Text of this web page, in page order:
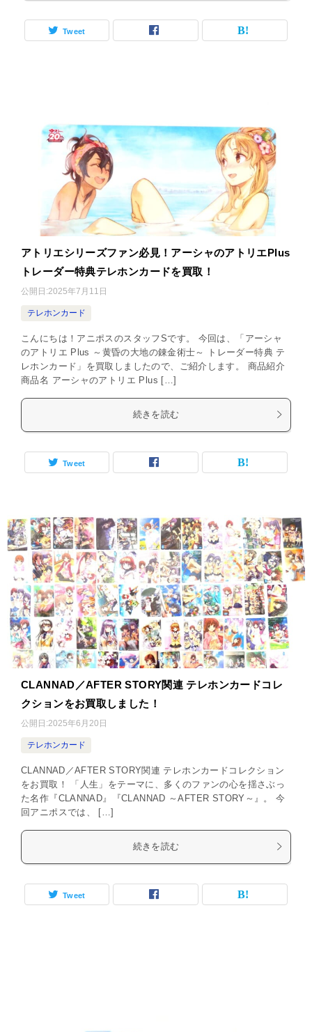
Tweet
アトリエシリーズファン必見！アーシャのアトリエPlus
トレーダー特典テレホンカードを買取！
公開日:2025年7月11日
テレホンカード
こんにちは！アニポスのスタッフSです。 今回は、「アーシャ
のアトリエ Plus ～黄昏の大地の錬金術士～ トレーダー特典 テ
レホンカード」を買取しましたので、ご紹介します。 商品紹介
商品名 アーシャのアトリエ Plus […]
続きを読む
Tweet
CLANNAD／AFTER STORY関連 テレホンカードコレ
クションをお買取しました！
公開日:2025年6月20日
テレホンカード
CLANNAD／AFTER STORY関連 テレホンカードコレクション
をお買取！ 「人生」をテーマに、多くのファンの心を揺さぶっ
た名作『CLANNAD』『CLANNAD ～AFTER STORY～』。 今
回アニポスでは、 […]
続きを読む
Tweet